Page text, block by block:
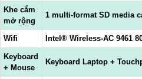
Khe cắm
mở rộng
1 multi-format SD media
Wifi Intel® Wireless-AC 9461
Keyboard
+ Mouse
Keyboard Laptop +